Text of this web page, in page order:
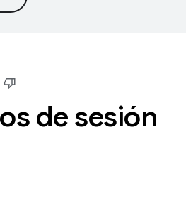
de sesión